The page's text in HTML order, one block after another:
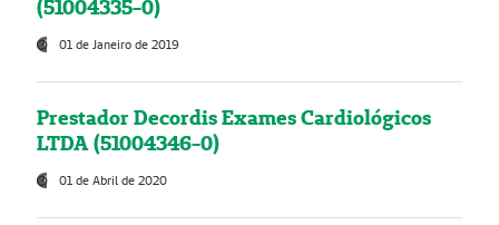
(51004335-0)
01 de Janeiro de 2019
Prestador Decordis Exames Cardiológicos
LTDA (51004346-0)
01 de Abril de 2020